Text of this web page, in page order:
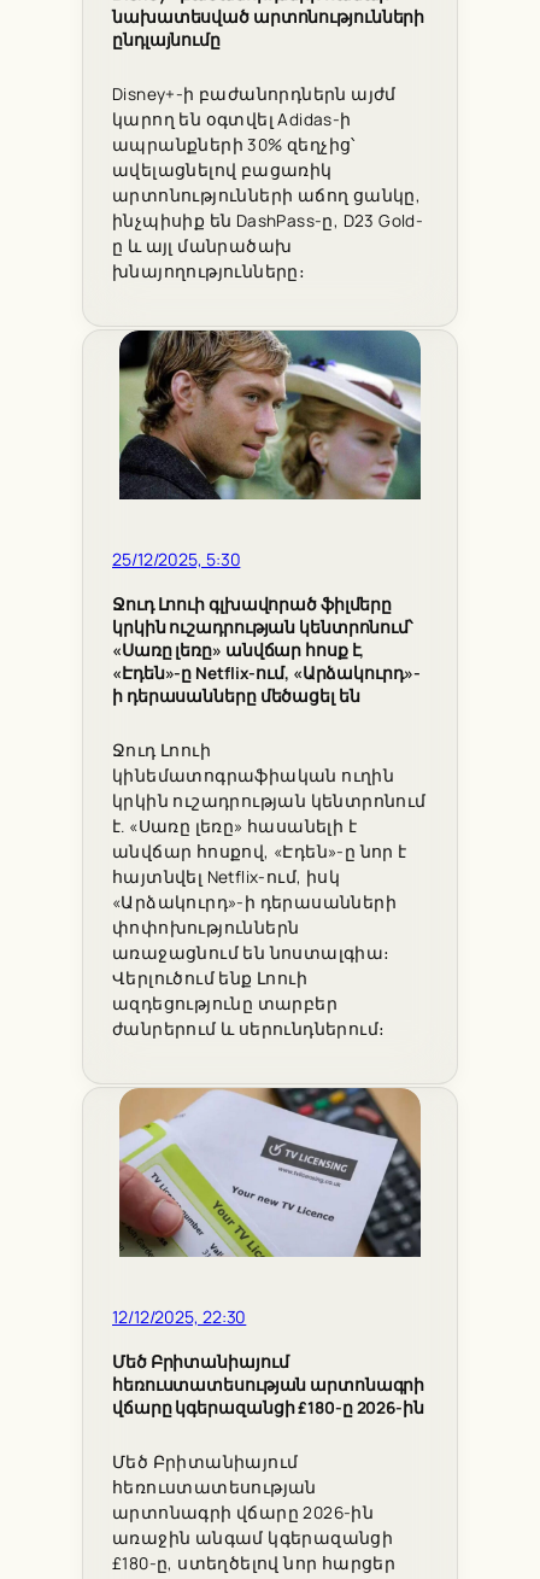
նախատեսված արտոնությունների
ընդլայնումը
Disney+-ի բաժանորդներն այժմ
կարող են օգտվել Adidas-ի
ապրանքների 30% զեղչից՝
ավելացնելով բացառիկ
արտոնությունների աճող ցանկը,
ինչպիսիք են DashPass-ը, D23 Gold-
ը և այլ մանրածախ
խնայողությունները։
25/12/2025, 5:30
Ջուդ Լոուի գլխավորած ֆիլմերը
կրկին ուշադրության կենտրոնում՝
«Սառը լեռը» անվճար հոսք է,
«Էդեն»-ը Netflix-ում, «Արձակուրդ»-
ի դերասանները մեծացել են
Ջուդ Լոուի
կինեմատոգրաֆիական ուղին
կրկին ուշադրության կենտրոնում
է. «Սառը լեռը» հասանելի է
անվճար հոսքով, «Էդեն»-ը նոր է
հայտնվել Netflix-ում, իսկ
«Արձակուրդ»-ի դերասանների
փոփոխություններն
առաջացնում են նոստալգիա։
Վերլուծում ենք Լոուի
ազդեցությունը տարբեր
ժանրերում և սերունդներում։
12/12/2025, 22:30
Մեծ Բրիտանիայում
հեռուստատեսության արտոնագրի
վճարը կգերազանցի £180-ը 2026-ին
Մեծ Բրիտանիայում
հեռուստատեսության
արտոնագրի վճարը 2026-ին
առաջին անգամ կգերազանցի
£180-ը, ստեղծելով նոր հարցեր